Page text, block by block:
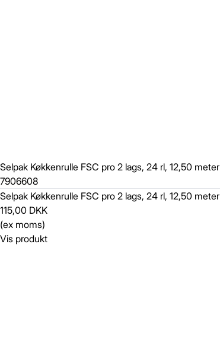
Selpak Køkkenrulle FSC pro 2 lags, 24 rl, 12,50 meter
7906608
Selpak Køkkenrulle FSC pro 2 lags, 24 rl, 12,50 meter
115,00 DKK
(ex moms)
Vis produkt